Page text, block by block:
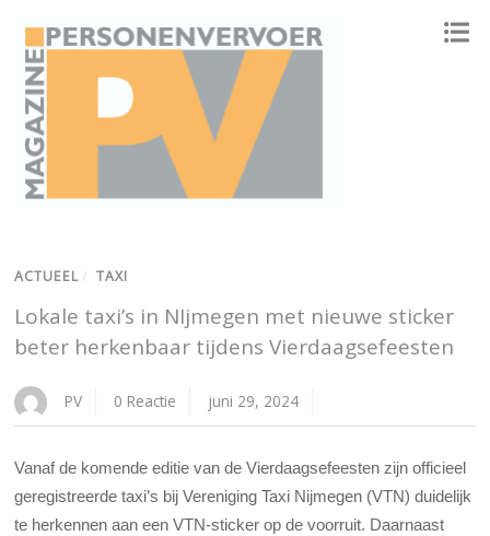
ACTUEEL / TAXI
Lokale taxi’s in NIjmegen met nieuwe sticker
beter herkenbaar tijdens Vierdaagsefeesten
PV 0 Reactie juni 29, 2024
Vanaf de komende editie van de Vierdaagsefeesten zijn officieel
geregistreerde taxi’s bij Vereniging Taxi Nijmegen (VTN) duidelijk
te herkennen aan een VTN-sticker op de voorruit. Daarnaast